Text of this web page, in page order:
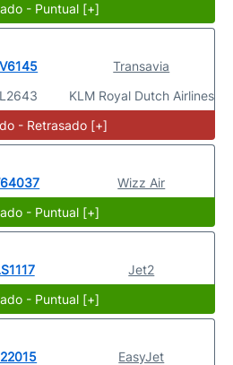
- Puntual [+]
Transavia
KLM Royal Dutch Airlines
- Retrasado [+]
Wizz Air
- Puntual [+]
Jet2
- Puntual [+]
EasyJet